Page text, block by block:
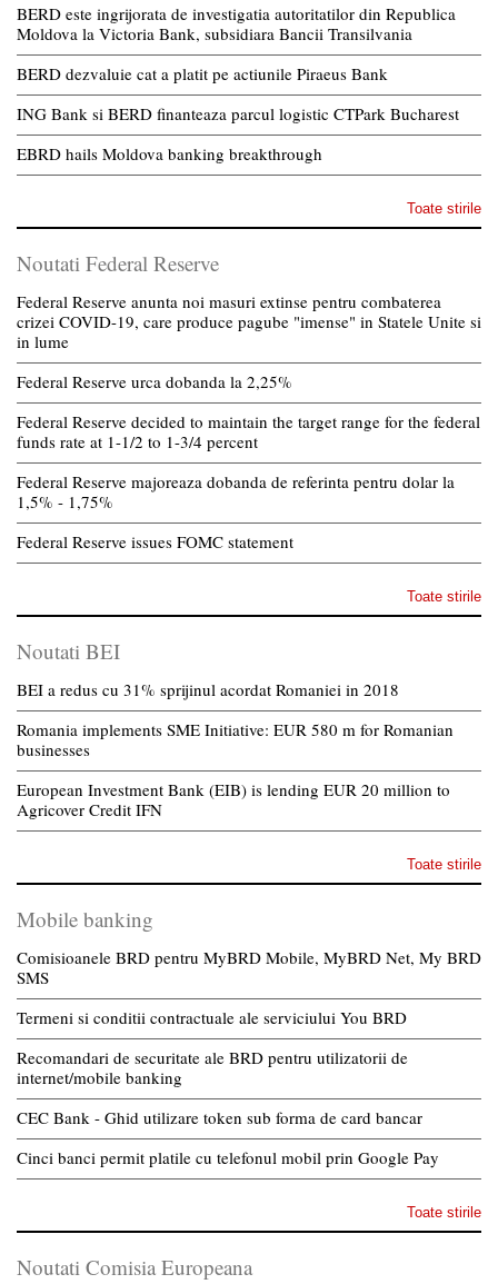
BERD este ingrijorata de investigatia autoritatilor din Republica
Moldova la Victoria Bank, subsidiara Bancii Transilvania
BERD dezvaluie cat a platit pe actiunile Piraeus Bank
ING Bank si BERD finanteaza parcul logistic CTPark Bucharest
EBRD hails Moldova banking breakthrough
Toate stirile
Noutati Federal Reserve
Federal Reserve anunta noi masuri extinse pentru combaterea
crizei COVID-19, care produce pagube "imense" in Statele Unite si
in lume
Federal Reserve urca dobanda la 2,25%
Federal Reserve decided to maintain the target range for the federal
funds rate at 1-1/2 to 1-3/4 percent
Federal Reserve majoreaza dobanda de referinta pentru dolar la
1,5% - 1,75%
Federal Reserve issues FOMC statement
Toate stirile
Noutati BEI
BEI a redus cu 31% sprijinul acordat Romaniei in 2018
Romania implements SME Initiative: EUR 580 m for Romanian
businesses
European Investment Bank (EIB) is lending EUR 20 million to
Agricover Credit IFN
Toate stirile
Mobile banking
Comisioanele BRD pentru MyBRD Mobile, MyBRD Net, My BRD
SMS
Termeni si conditii contractuale ale serviciului You BRD
Recomandari de securitate ale BRD pentru utilizatorii de
internet/mobile banking
CEC Bank - Ghid utilizare token sub forma de card bancar
Cinci banci permit platile cu telefonul mobil prin Google Pay
Toate stirile
Noutati Comisia Europeana